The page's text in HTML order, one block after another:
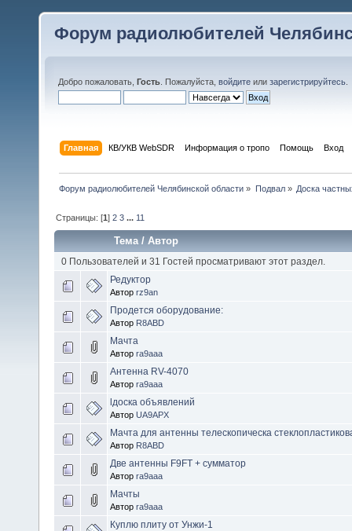
Форум радиолюбителей
Добро пожаловать, Гость . Пожалуйста, войдите или зарегистрируйтесь
Главная КВ/УКВ WebSDR Информация о тропо Помощь Вход
Форум радиолюбителей Челябинской области » Подвал» Доска
Страницы: [1]2 3 ... 11
Тема/Автор
0 Пользователей и 31 Гостей просматривают этот раздел.
Редуктор
Автор rz9an
Продется оборудование:
Автор R8ABD
Мачта
Автор ra9aaa
Антенна RV-4070
Автор ra9aaa
lдоска объявлений
Автор UA9APX
Мачта для антенны телескопическа
Автор R8ABD
Две антенны F9FT + сумматор
Автор ra9aaa
Мачты
Автор ra9aaa
Куплю плиту от Унжи-1